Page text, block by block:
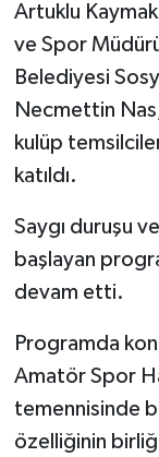
Artuklu
ve Spor
Belediyesi
Necmettin
kulüp
katıldı.
Saygı duruşu
başlayan
devam etti.
Programda
Amatör Spor
temennisinde
özelliğinin